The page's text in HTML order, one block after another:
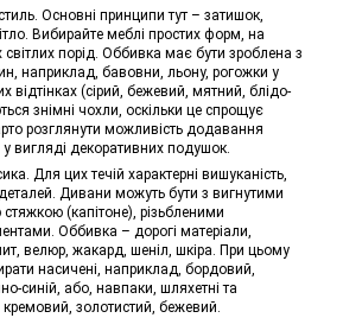
Основні принципи тут – затишок,
Вибирайте меблі простих форм, на
світлих порід. Оббивка має бути зроблена з
наприклад, бавовни, льону, рогожки у
відтінках (сірий, бежевий, мятний, блідо-
знімні чохли, оскільки це спрощує
розглянути можливість додавання
вигляді декоративних подушок.
Для цих течій характерні вишуканість,
Дивани можуть бути з вигнутими
стяжкою (капітоне), різьбленими
Оббивка – дорогі матеріали,
велюр, жакард, шеніл, шкіра. При цьому
насичені, наприклад, бордовий,
синій, або, навпаки, шляхетні та
кремовий, золотистий, бежевий.